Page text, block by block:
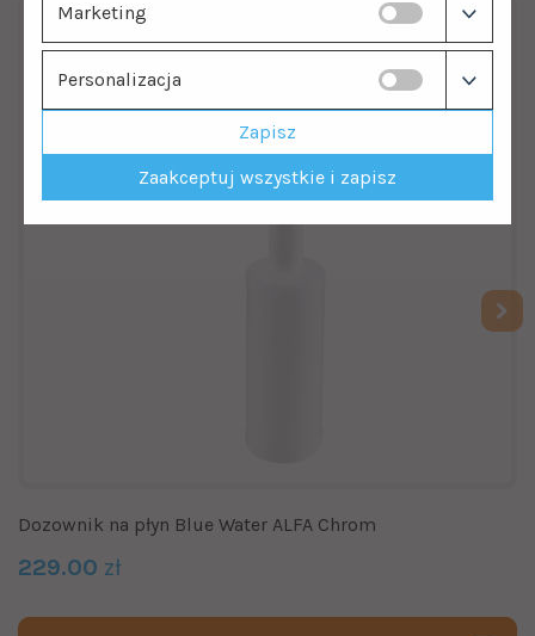
Dozownik na płyn Blue Water ALFA Chrom
229.00 zł
Marketing
Personalizacja
Zapisz
Zaakceptuj wszystkie i zapisz